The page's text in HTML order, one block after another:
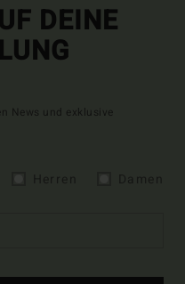
DEINE
News und exklusive